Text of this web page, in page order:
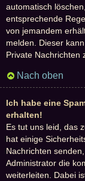
automatisch
entsprechende
von jemandem
melden. Dieser
Private Nachrichten
Nach oben
Ich habe eine
erhalten!
Es tut uns leid, das
hat einige
Nachrichten
Administrator die
weiterleiten. Dabei